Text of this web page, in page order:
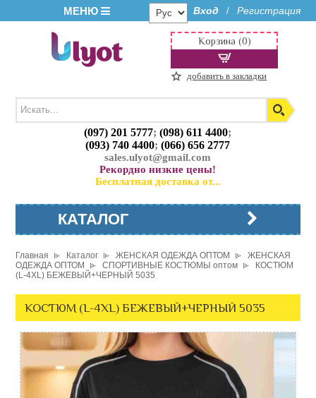
МЕНЮ Вход / Регистрация
(097) 201 5777;(098) 611 4400;
(093) 740 4400;(066) 656 2777
sales.ulyot@gmail.com
Рекордно низкие цены!
Бесплатная доставка от...
Корзина (0)
добавить в закладки
КАТАЛОГ
Главная Каталог ЖЕНСКАЯ ОДЕЖДА ОПТОМ
ЖЕНСКАЯ
ОДЕЖДА ОПТОМ
СПОРТИВНЫЕ КОСТЮМЫ оптом
КОСТЮМ
(L-4XL) БЕЖЕВЫЙ+ЧЕРНЫЙ 5035
КОСТЮМ (L-4XL) БЕЖЕВЫЙ+ЧЕРНЫЙ 5035